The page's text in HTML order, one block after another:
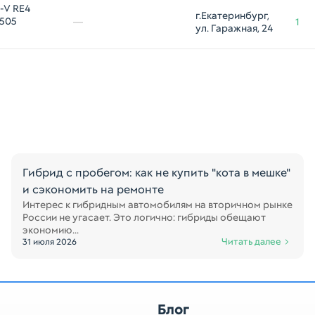
RE4
—
г.Екатеринбург,
ул. Гаражная, 24
1
Гибрид с пробегом: как не купить "кота в мешке"
и сэкономить на ремонте
Интерес к гибридным автомобилям на вторичном рынке
России не угасает. Это логично: гибриды обещают
экономию...
31 июля 2026 Читать далее
Блог